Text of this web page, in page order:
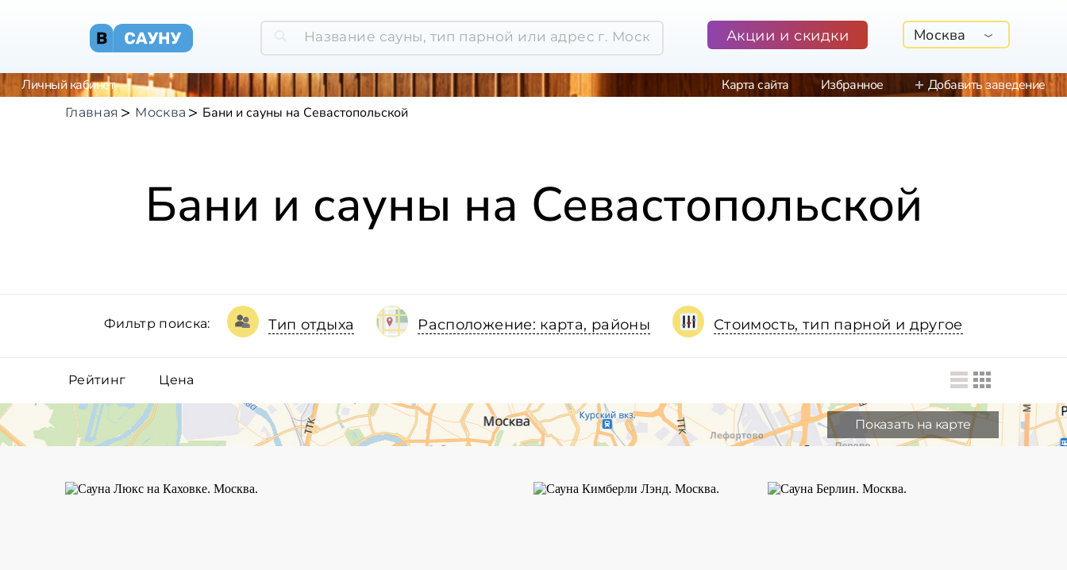
Акции и скидки Москва
Личный кабинет Карта сайта Избранное Добавить заведение
Главная Москва Бани и сауны на Севастопольской
Бани и сауны на Севастопольской
Фильтр поиска: Тип отдыха Расположение: карта, районы Стоимость, тип парной и другое
Рейтинг Цена
Показать на карте